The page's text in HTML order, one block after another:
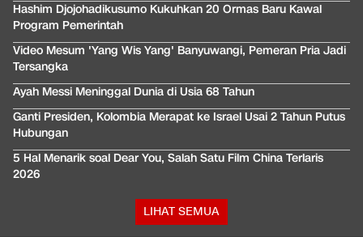
Hashim Djojohadikusumo Kukuhkan 20 Ormas Baru Kawal
Program Pemerintah
Video Mesum 'Yang Wis Yang' Banyuwangi, Pemeran Pria Jadi
Tersangka
Ayah Messi Meninggal Dunia di Usia 68 Tahun
Ganti Presiden, Kolombia Merapat ke Israel Usai 2 Tahun Putus
Hubungan
5 Hal Menarik soal Dear You, Salah Satu Film China Terlaris
2026
LIHAT SEMUA